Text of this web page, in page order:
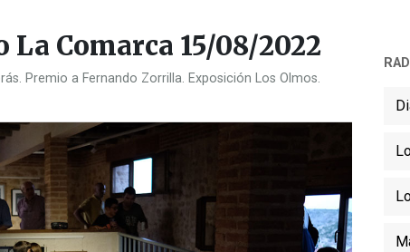
La Comarca 15/08/2022
Premio a Fernando Zorrilla. Exposición Los Olmos.